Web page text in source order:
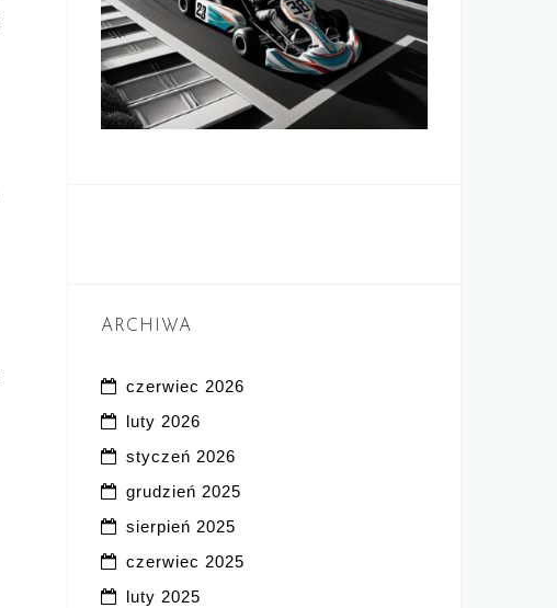
ARCHIWA
czerwiec 2026
luty 2026
styczeń 2026
grudzień 2025
sierpień 2025
czerwiec 2025
luty 2025